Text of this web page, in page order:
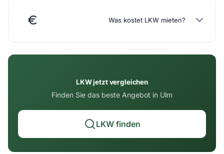
Was kostet LKW mieten?
LKW jetzt vergleichen
Finden Sie das beste Angebot in Ulm
LKW finden